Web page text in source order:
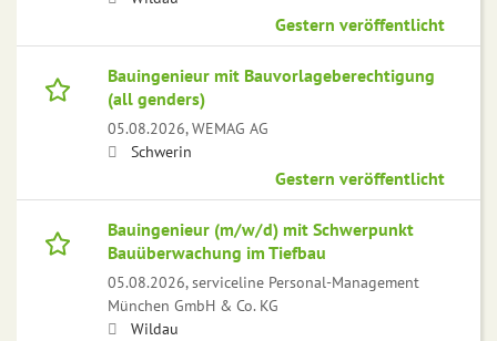
Gestern veröffentlicht
Bauingenieur mit Bauvorlageberechtigung
(all genders)
05.08.2026,WEMAG AG
Schwerin
Gestern veröffentlicht
Bauingenieur (m/w/d) mit Schwerpunkt
Bauüberwachung im Tiefbau
05.08.2026,serviceline Personal-Management
München GmbH & Co. KG
Wildau